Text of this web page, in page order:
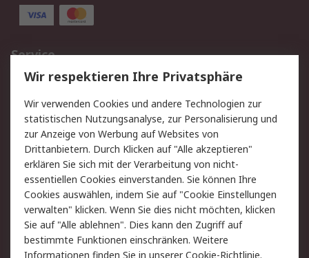
Service
Value Added Services
Lieferlösungen
Rücksendungen
Kontakt
Hilfe
Rechtliches
AGB
Datenschutz
Cookie-Richtlinie
Zahlungsbedingungen
Copyright/Impressum
Über RS
Wir respektieren Ihre Privatsphäre
Wir verwenden Cookies und andere Technologien zur
statistischen Nutzungsanalyse, zur Personalisierung und
zur Anzeige von Werbung auf Websites von
Drittanbietern. Durch Klicken auf "Alle akzeptieren"
erklären Sie sich mit der Verarbeitung von nicht-
essentiellen Cookies einverstanden. Sie können Ihre
Cookies auswählen, indem Sie auf "Cookie Einstellungen
verwalten" klicken. Wenn Sie dies nicht möchten, klicken
Sie auf "Alle ablehnen". Dies kann den Zugriff auf
bestimmte Funktionen einschränken. Weitere
Informationen finden Sie in unsererCookie-Richtlinie.